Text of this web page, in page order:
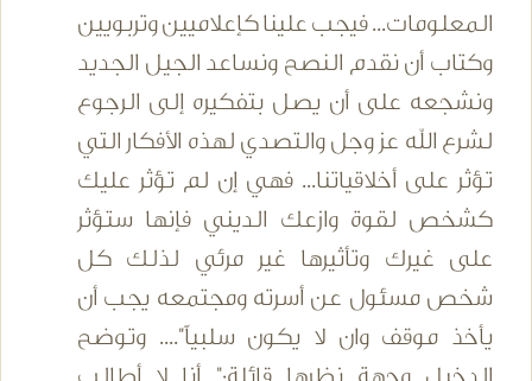
المعلومات... فيجب علينا كإعلاميين وتربويين
وكتاب أن نقدم النصح ونساعد الجيل الجديد
ونشجعه على أن يصل بتفكيره إلى الرجوع
لشرع الله عز وجل والتصدي لهذه الأفكار التي
تؤثر على أخلاقياتنا... فهي إن لم تؤثر عليك
كشخص لقوة وازعك الديني فإنها ستؤثر
على غيرك وتأثيرها غير مرئي لذلك كل
شخص مسئول عن أسرته ومجتمعه يجب أن
يأخذ موقف وان لا يكون سلبياً".... وتوضح